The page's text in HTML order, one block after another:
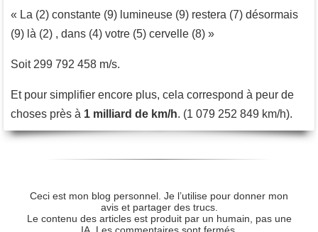
« La (2) constante (9) lumineuse (9) restera (7) désormais
(9) là (2) , dans (4) votre (5) cervelle (8) »
Soit 299 792 458 m/s.
Et pour simplifier encore plus, cela correspond à peur de
choses près à 1 milliard de km/h. (1 079 252 849 km/h).
Ceci est mon blog personnel. Je l’utilise pour donner mon
avis et partager des trucs.
Le contenu des articles est produit par un humain, pas une